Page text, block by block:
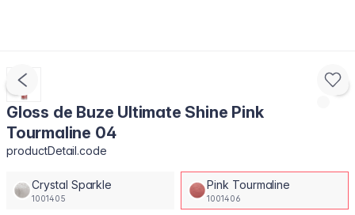
Gloss de Buze Ultimate Shine Pink
Tourmaline 04
productDetail.code
Crystal Sparkle
1001405
Pink Tourmaline
1001406